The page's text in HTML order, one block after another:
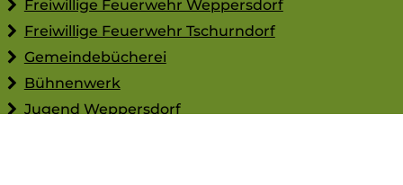
Freiwillige Feuerwehr Weppersdorf
Freiwillige Feuerwehr Tschurndorf
Gemeindebücherei
Bühnenwerk
Jugend Weppersdorf